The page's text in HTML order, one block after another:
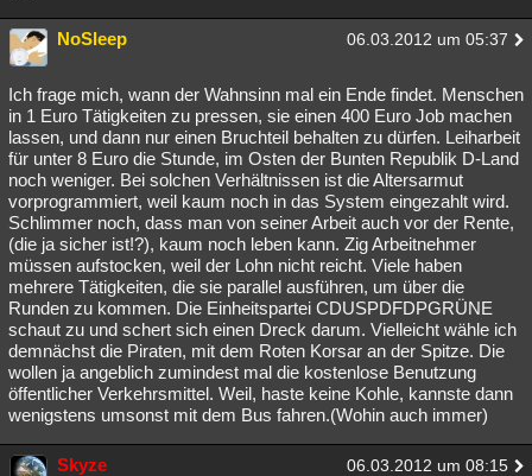
NoSleep 06.03.2012 um 05:37
Ich frage mich, wann der Wahnsinn mal ein Ende findet. Menschen
in 1 Euro Tätigkeiten zu pressen, sie einen 400 Euro Job machen
lassen, und dann nur einen Bruchteil behalten zu dürfen. Leiharbeit
für unter 8 Euro die Stunde, im Osten der Bunten Republik D-Land
noch weniger. Bei solchen Verhältnissen ist die Altersarmut
vorprogrammiert, weil kaum noch in das System eingezahlt wird.
Schlimmer noch, dass man von seiner Arbeit auch vor der Rente,
(die ja sicher ist!?), kaum noch leben kann. Zig Arbeitnehmer
müssen aufstocken, weil der Lohn nicht reicht. Viele haben
mehrere Tätigkeiten, die sie parallel ausführen, um über die
Runden zu kommen. Die Einheitspartei CDUSPDFDPGRÜNE
schaut zu und schert sich einen Dreck darum. Vielleicht wähle ich
demnächst die Piraten, mit dem Roten Korsar an der Spitze. Die
wollen ja angeblich zumindest mal die kostenlose Benutzung
öffentlicher Verkehrsmittel. Weil, haste keine Kohle, kannste dann
wenigstens umsonst mit dem Bus fahren.(Wohin auch immer)
Skyze 06.03.2012 um 08:15